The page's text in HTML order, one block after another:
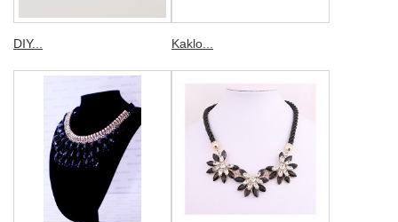
DIY... Kaklo...